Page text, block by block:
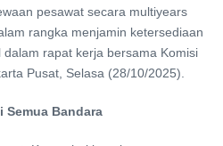
pesawat secara multiyears
rangka menjamin ketersediaan
dalam rapat kerja bersama Komisi
Pusat, Selasa (28/10/2025).
Semua Bandara